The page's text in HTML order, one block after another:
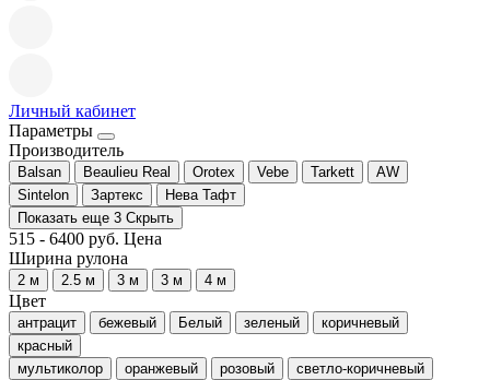
Личный кабинет
Параметры
Производитель
Balsan Beaulieu Real Orotex Vebe Tarkett
AW
Sintelon
Зартекс
Нева Тафт
Показать еще 3 Скрыть
515 - 6400 руб. Цена
Ширина рулона
2 м 2.5 м 3 м 3 м 4 м
Цвет
антрацит бежевый Белый зеленый
коричневый
красный
мультиколор
оранжевый розовый
светло-коричневый